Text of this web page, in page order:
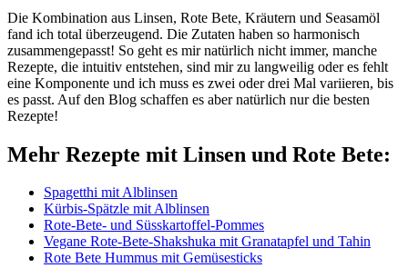
Die Kombination aus Linsen, Rote Bete, Kräutern und Seasamöl
fand ich total überzeugend. Die Zutaten haben so harmonisch
zusammengepasst! So geht es mir natürlich nicht immer, manche
Rezepte, die intuitiv entstehen, sind mir zu langweilig oder es fehlt
eine Komponente und ich muss es zwei oder drei Mal variieren, bis
es passt. Auf den Blog schaffen es aber natürlich nur die besten
Rezepte!
Mehr Rezepte mit Linsen und Rote Bete:
Spagetthi mit Alblinsen
Kürbis-Spätzle mit Alblinsen
Rote-Bete- und Süsskartoffel-Pommes
Vegane Rote-Bete-Shakshuka mit Granatapfel und Tahin
Rote Bete Hummus mit Gemüsesticks